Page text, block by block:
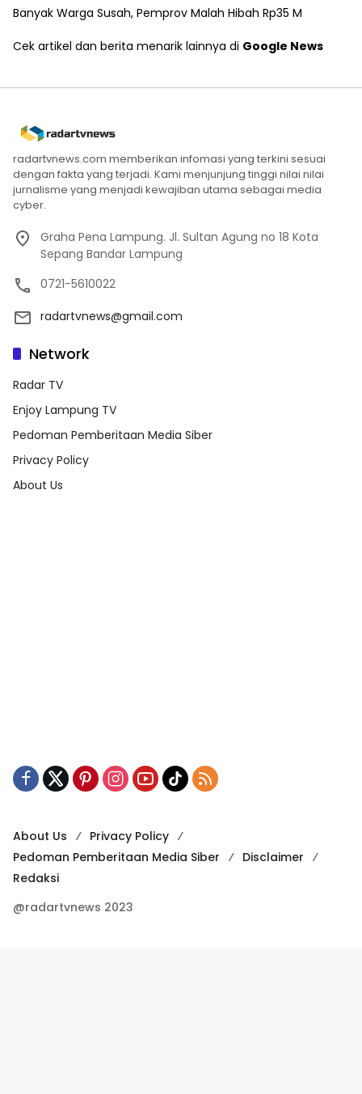
Banyak Warga Susah, Pemprov Malah Hibah Rp35 M
Cek artikel dan berita menarik lainnya di Google News
radartvnews.com memberikan infomasi yang terkini sesuai
dengan fakta yang terjadi. Kami menjunjung tinggi nilai nilai
jurnalisme yang menjadi kewajiban utama sebagai media
cyber.
Graha Pena Lampung. Jl. Sultan Agung no 18 Kota
Sepang Bandar Lampung
0721-5610022
radartvnews@gmail.com
Network
Radar TV
Enjoy Lampung TV
Pedoman Pemberitaan Media Siber
Privacy Policy
About Us
About Us
Privacy Policy
Pedoman Pemberitaan Media Siber
Disclaimer
Redaksi
@radartvnews 2023